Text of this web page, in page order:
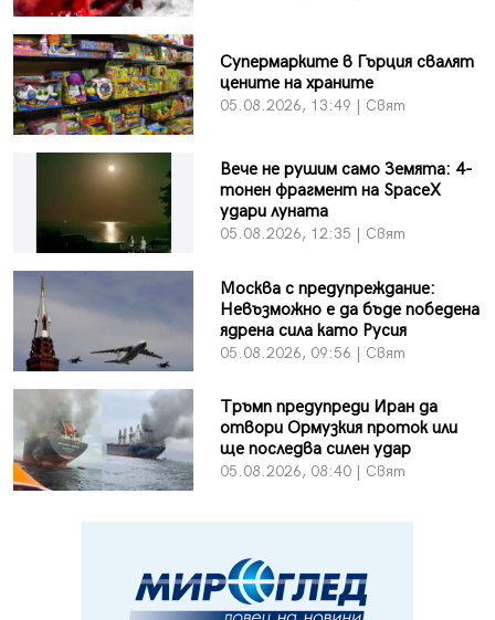
Супермарките в Гърция свалят
цените на храните
05.08.2026, 13:49 | Свят
Вече не рушим само Земята: 4-
тонен фрагмент на SpaceX
удари луната
05.08.2026, 12:35 | Свят
Москва с предупреждание:
Невъзможно е да бъде победена
ядрена сила като Русия
05.08.2026, 09:56 | Свят
Тръмп предупреди Иран да
отвори Ормузкия проток или
ще последва силен удар
05.08.2026, 08:40 | Свят